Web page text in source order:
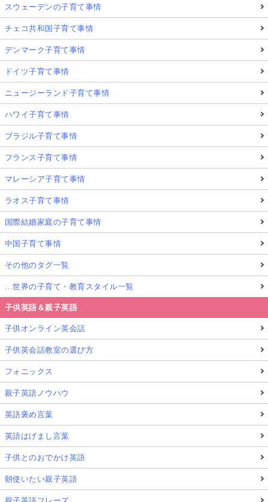
スウェーデンの子育て事情
チェコ共和国子育て事情
デンマーク子育て事情
ドイツ子育て事情
ニュージーランド子育て事情
ハワイ子育て事情
ブラジル子育て事情
フランス子育て事情
マレーシア子育て事情
ラオス子育て事情
国際結婚家庭の子育て事情
中国子育て事情
その他のタグ一覧
…世界の子育て・教育スタイル一覧
子供英語＆親子英語
子供オンライン英会話
子供英会話教室の選び方
フォニックス
親子英語ノウハウ
英語褒め言葉
英語はげまし言葉
子供とのおでかけ英語
朝使いたい親子英語
親子英語フレーズ